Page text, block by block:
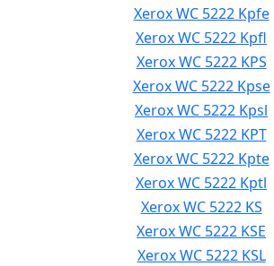
Xerox WC 5222 Kpfe
Xerox WC 5222 Kpfl
Xerox WC 5222 KPS
Xerox WC 5222 Kpse
Xerox WC 5222 Kpsl
Xerox WC 5222 KPT
Xerox WC 5222 Kpte
Xerox WC 5222 Kptl
Xerox WC 5222 KS
Xerox WC 5222 KSE
Xerox WC 5222 KSL